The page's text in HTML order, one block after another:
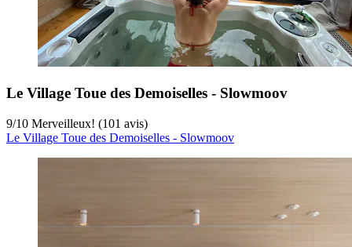
Le Village Toue des Demoiselles - Slowmoov
9/10 Merveilleux! (101 avis)
Le Village Toue des Demoiselles - Slowmoov